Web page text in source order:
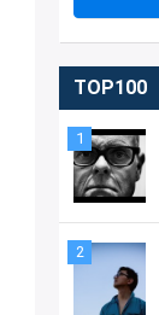
TOP100
1
2